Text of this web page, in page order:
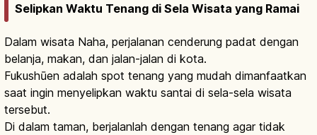
Selipkan Waktu Tenang di Sela Wisata yang Ramai
Dalam wisata Naha, perjalanan cenderung padat dengan
belanja, makan, dan jalan-jalan di kota.
Fukushūen adalah spot tenang yang mudah dimanfaatkan
saat ingin menyelipkan waktu santai di sela-sela wisata
tersebut.
Di dalam taman, berjalanlah dengan tenang agar tidak